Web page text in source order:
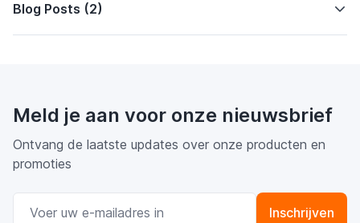
Blog Posts (2)
Meld je aan voor onze nieuwsbrief
Ontvang de laatste updates over onze producten en
promoties
Inschrijven